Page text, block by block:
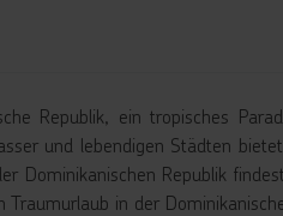
Republik, ein tropisches
und lebendigen Städten
Dominikanischen Republik
Traumurlaub in der